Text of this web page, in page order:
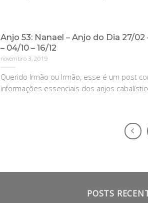
Anjo 53: Nanael – Anjo do Dia 27/02
– 04/10 – 16/12
novembro 3, 2019
Querido Irmão ou Irmão, esse é um post
informações essenciais dos anjos
POSTS